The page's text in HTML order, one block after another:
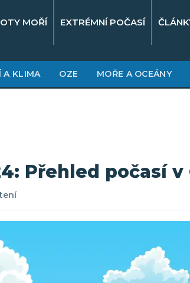
MOŘÍ EXTRÉMNÍ POČASÍ
A KLIMA OZE MOŘE A OCEÁNY
Přehled počasí